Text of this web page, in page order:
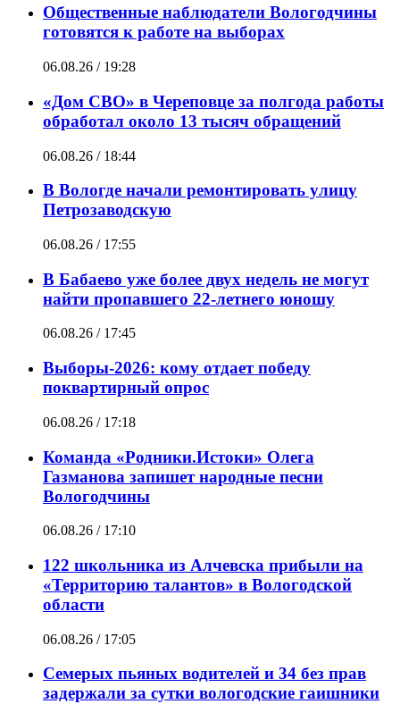
Общественные наблюдатели Вологодчины
готовятся к работе на выборах
06.08.26 / 19:28
«Дом СВО» в Череповце за полгода работы
обработал около 13 тысяч обращений
06.08.26 / 18:44
В Вологде начали ремонтировать улицу
Петрозаводскую
06.08.26 / 17:55
В Бабаево уже более двух недель не могут
найти пропавшего 22-летнего юношу
06.08.26 / 17:45
Выборы-2026: кому отдает победу
поквартирный опрос
06.08.26 / 17:18
Команда «Родники.Истоки» Олега
Газманова запишет народные песни
Вологодчины
06.08.26 / 17:10
122 школьника из Алчевска прибыли на
«Территорию талантов» в Вологодской
области
06.08.26 / 17:05
Семерых пьяных водителей и 34 без прав
задержали за сутки вологодские гаишники